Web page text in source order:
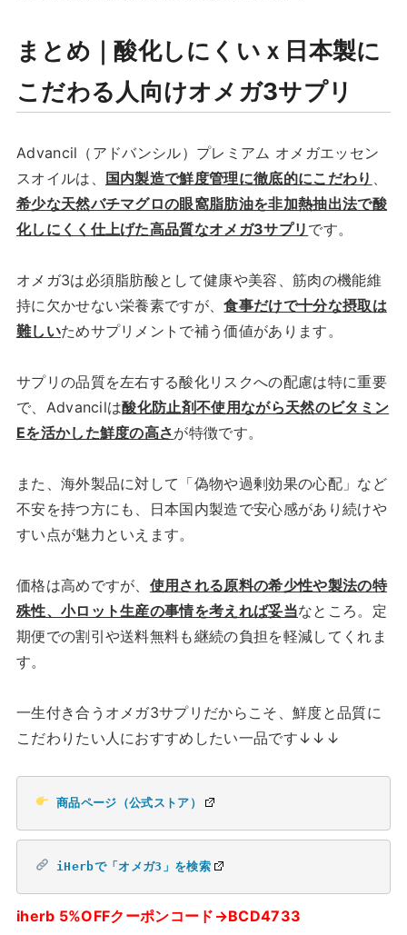
まとめ｜酸化しにくいｘ日本製に
こだわる人向けオメガ3サプリ
Advancil（アドバンシル）プレミアム オメガエッセン
スオイルは、 国内製造で鮮度管理に徹底的にこだわり
希少な天然バチマグロの眼窩脂肪油を非加熱抽出法で酸
化しにくく仕上げた高品質なオメガ3サプリ です。
オメガ3は必須脂肪酸として健康や美容、筋肉の機能維
持に欠かせない栄養素ですが、食事だけで十分な摂取は
難しいためサプリメントで補う価値があります。
サプリの品質を左右する酸化リスクへの配慮は特に重要
で、Advancilは酸化防止剤不使用ながら天然のビタミン
Eを活かした鮮度の高さが特徴です。
また、海外製品に対して「偽物や過剰効果の心配」など
不安を持つ方にも、日本国内製造で安心感があり続けや
すい点が魅力といえます。
価格は高めですが、 使用される原料の希少性や製法の特
殊性、小ロット生産の事情を考えれば妥当なところ。定
期便での割引や送料無料も継続の負担を軽減してくれま
す。
一生付き合うオメガ3サプリだからこそ、鮮度と品質に
こだわりたい人におすすめしたい一品です↓↓↓
商品ページ（公式ストア）
iHerbで「オメガ3」を検索
iherb 5%OFFクーポンコード→BCD4733